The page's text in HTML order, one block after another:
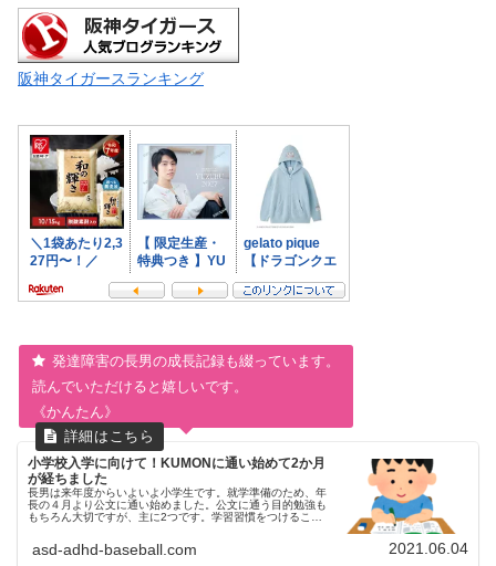
阪神タイガースランキング
発達障害の長男の成長記録も綴っています。
読んでいただけると嬉しいです。
《かんたん》
小学校入学に向けて！KUMONに通い始めて2か月
が経ちました
長男は来年度からいよいよ小学生です。就学準備のため、年
長の４月より公文に通い始めました。公文に通う目的勉強も
もちろん大切ですが、主に2つです。学習習慣をつけること
上、どうしても周囲の刺激...
asd-adhd-baseball.com 2021.06.04